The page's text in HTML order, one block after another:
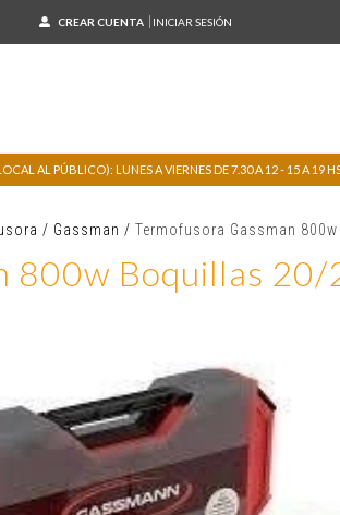
CREAR CUENTA INICIAR SESIÓN
AL PÚBLICO): LUNES A VIERNES DE 7.30 A 12 - 15 A 19
/ Gassman / Termofusora Gassman
800w Boquillas